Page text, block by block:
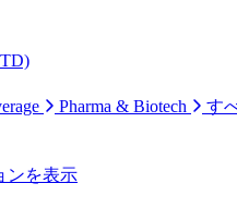
Pharma & Biotech
す
ンを表示